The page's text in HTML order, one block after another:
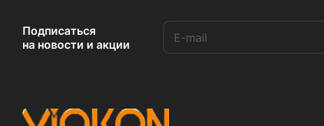
Подписаться
на новости и акции